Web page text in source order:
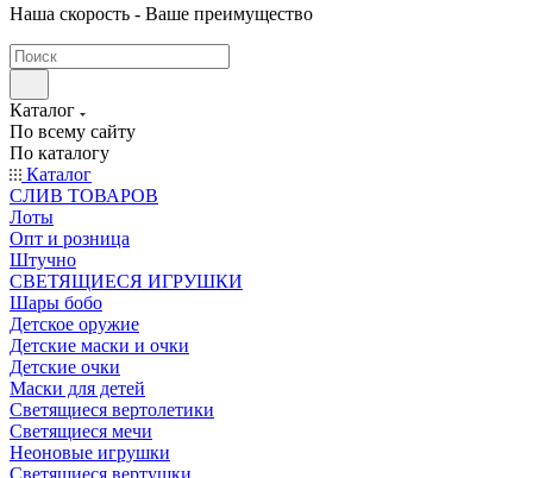
Наша скорость - Ваше преимущество
Каталог
По всему сайту
По каталогу
Каталог
CЛИВ ТОВАРОВ
Лоты
Опт и розница
Штучно
СВЕТЯЩИЕСЯ ИГРУШКИ
Шары бобо
Детское оружие
Детские маски и очки
Детские очки
Маски для детей
Светящиеся вертолетики
Светящиеся мечи
Неоновые игрушки
Светящиеся вертушки